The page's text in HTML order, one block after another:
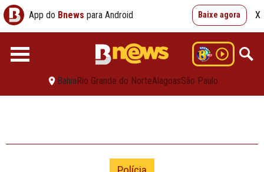
App do Bnews para Android Baixe agora X
BahiaRio Grande do NorteAlagoasSão Paulo